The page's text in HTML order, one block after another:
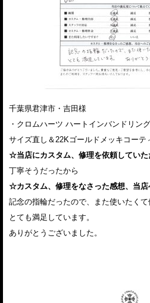
千葉県君津市・吉田様
・クロムハーツ ハートインバンドリング
サイズ直し＆22Kゴールドメッキコーテ
☆当店にカスタム、修理を依頼してい
丁寧そうだったから
☆カスタム、修理をなさった感想、当店
記念の指輪だったので、また使いたくて
とても満足しています。
ありがとうございました。